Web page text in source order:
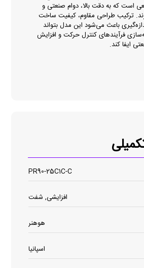
است که به دقت بالا، دوام صنعتی و
ترکیب طراحی مقاوم، کیفیت ساخت
باعث می‌شود این مدل بتواند
فرآیندهای کنترل حرکت و افزایش
ایفا کند.
PR90-25C1C-C
افزایشی, شفت
هوهنر
اسپانیا